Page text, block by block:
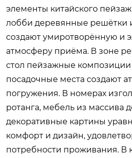
элементы китайского
лобби деревянные решётки
создают умиротворённую и
атмосферу приёма. В зоне
стол пейзажные
посадочные места создают
погружения. В номерах
ротанга, мебель из массива
декоративные картины
комфорт и дизайн,
потребности проживания. В